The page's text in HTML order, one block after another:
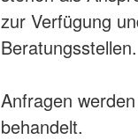
zur Verfügung
Beratungsstellen.
Anfragen
behandelt.